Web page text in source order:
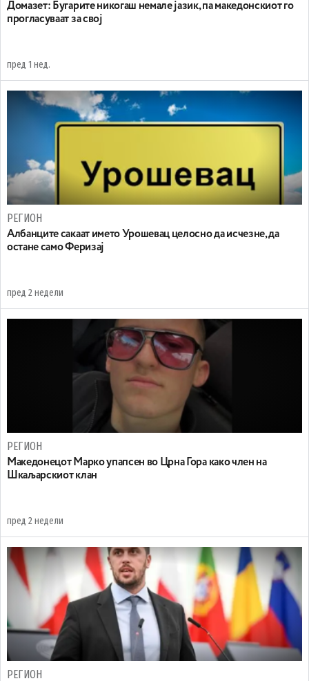
Домазет: Бугарите никогаш немале јазик, па македонскиот го
прогласуваат за свој
пред 1 нед.
РЕГИОН
Aлбанците сакаат името Урошевац целосно да исчезне, да
остане само Феризај
пред 2 недели
РЕГИОН
Maкедонецот Марко упапсен во Црна Гора како член на
Шкаљарскиот клан
пред 2 недели
РЕГИОН